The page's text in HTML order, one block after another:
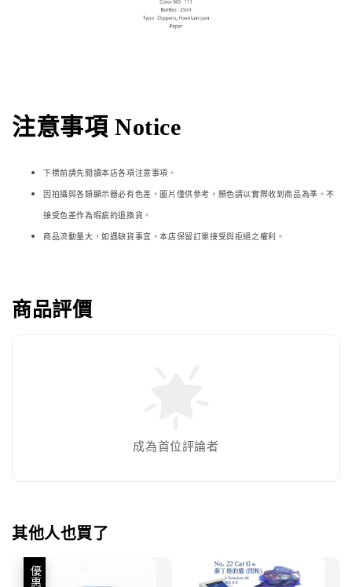
注意事項 Notice
下標前請先閱讀本店各項注意事項。
因拍攝與各類顯示器必有色差，圖片僅供參考，顏色請以實際收到商品為準。不
接受色差作為瑕疵的退換貨。
商品流動量大，如遇缺貨事宜，本店保留訂單接受與拒絕之權利。
商品評價
成為首位評論者
其他人也買了
優惠